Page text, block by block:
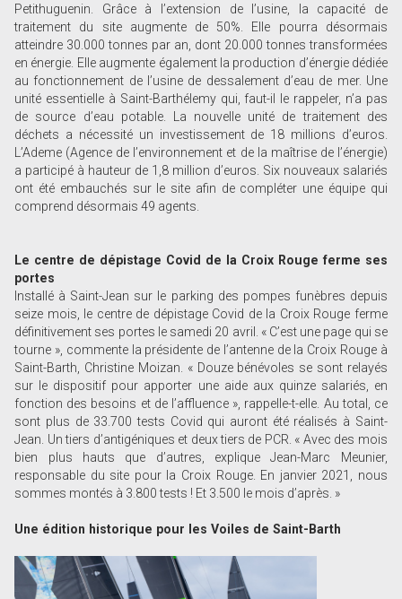
Petithuguenin. Grâce à l’extension de l’usine, la capacité de
traitement du site augmente de 50%. Elle pourra désormais
atteindre 30.000 tonnes par an, dont 20.000 tonnes transformées
en énergie. Elle augmente également la production d’énergie dédiée
au fonctionnement de l’usine de dessalement d’eau de mer. Une
unité essentielle à Saint-Barthélemy qui, faut-il le rappeler, n’a pas
de source d’eau potable. La nouvelle unité de traitement des
déchets a nécessité un investissement de 18 millions d’euros.
L’Ademe (Agence de l’environnement et de la maîtrise de l’énergie)
a participé à hauteur de 1,8 million d’euros. Six nouveaux salariés
ont été embauchés sur le site afin de compléter une équipe qui
comprend désormais 49 agents.
Le centre de dépistage Covid de la Croix Rouge ferme ses
portes
Installé à Saint-Jean sur le parking des pompes funèbres depuis
seize mois, le centre de dépistage Covid de la Croix Rouge ferme
définitivement ses portes le samedi 20 avril. « C’est une page qui se
tourne », commente la présidente de l’antenne de la Croix Rouge à
Saint-Barth, Christine Moizan. « Douze bénévoles se sont relayés
sur le dispositif pour apporter une aide aux quinze salariés, en
fonction des besoins et de l’affluence », rappelle-t-elle. Au total, ce
sont plus de 33.700 tests Covid qui auront été réalisés à Saint-
Jean. Un tiers d’antigéniques et deux tiers de PCR. « Avec des mois
bien plus hauts que d’autres, explique Jean-Marc Meunier,
responsable du site pour la Croix Rouge. En janvier 2021, nous
sommes montés à 3.800 tests ! Et 3.500 le mois d’après. »
Une édition historique pour les Voiles de Saint-Barth